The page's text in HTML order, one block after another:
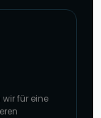
für eine